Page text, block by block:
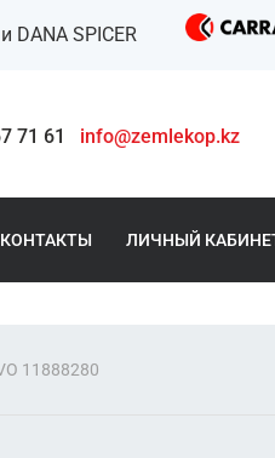
DANA SPICER
71 61 info@zemlekop.kz
КОНТАКТЫ ЛИЧНЫЙ
11888280